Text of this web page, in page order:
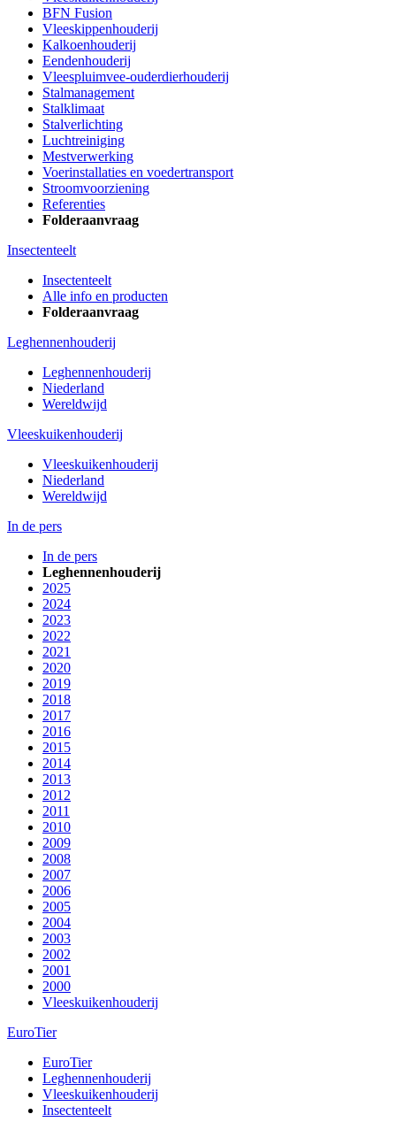
BFN Fusion
Vleeskippenhouderij
Kalkoenhouderij
Eendenhouderij
Vleespluimvee-ouderdierhouderij
Stalmanagement
Stalklimaat
Stalverlichting
Luchtreiniging
Mestverwerking
Voerinstallaties en voedertransport
Stroomvoorziening
Referenties
Folderaanvraag
Insectenteelt
Insectenteelt
Alle info en producten
Folderaanvraag
Leghennenhouderij
Leghennenhouderij
Niederland
Wereldwijd
Vleeskuikenhouderij
Vleeskuikenhouderij
Niederland
Wereldwijd
In de pers
In de pers
Leghennenhouderij
2025
2024
2023
2022
2021
2020
2019
2018
2017
2016
2015
2014
2013
2012
2011
2010
2009
2008
2007
2006
2005
2004
2003
2002
2001
2000
Vleeskuikenhouderij
EuroTier
EuroTier
Leghennenhouderij
Vleeskuikenhouderij
Insectenteelt